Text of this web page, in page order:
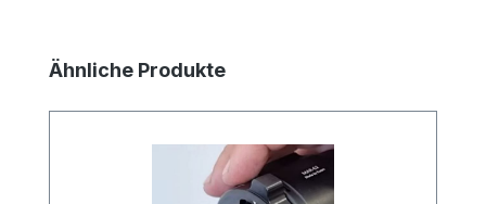
Produktgalerie überspringen
Ähnliche Produkte